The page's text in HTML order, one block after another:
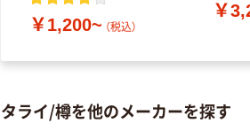
￥1,200~ （税込）
￥
タライ/樽を他のメーカーを探す